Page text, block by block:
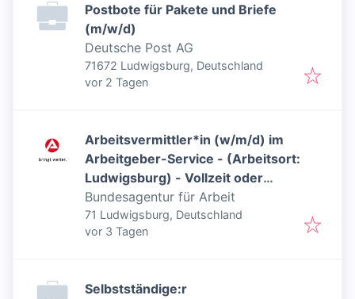
Postbote für Pakete und Briefe
(m/w/d)
Deutsche Post AG
71672 Ludwigsburg, Deutschland
Veröffentlicht
vor 2 Tagen
Arbeitsvermittler*in (w/m/d) im
Arbeitgeber-Service - (Arbeitsort:
Ludwigsburg) - Vollzeit oder
Teilzeit - Inklusiver Job
Bundesagentur für Arbeit
71 Ludwigsburg, Deutschland
Veröffentlicht
vor 3 Tagen
Selbstständige:r